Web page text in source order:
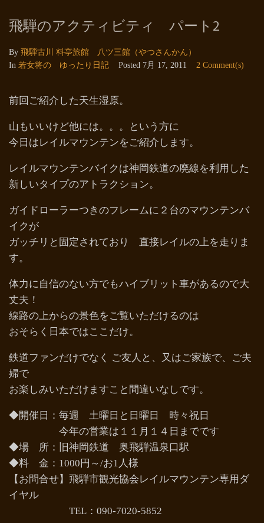
飛騨のアクティビティ パート2
By 飛騨古川 料亭旅館 八ツ三館（やつさんかん）
In 若女将の ゆったり日記 Posted 7月 17, 2011 2 Comment(s)
前回ご紹介した天生湿原。
山もいいけど他には。。。という方に
今日はレイルマウンテンをご紹介します。
レイルマウンテンバイクは神岡鉄道の廃線を利用した
新しいタイプのアトラクション。
ガイドローラーつきのフレームに２台のマウンテンバ
イクが
ガッチリと固定されており 直接レイルの上を走りま
す。
体力に自信のない方でもハイブリット車があるので大
丈夫！
線路の上からの景色をご覧いただけるのは
おそらく日本ではここだけ。
鉄道ファンだけでなく ご友人と、又はご家族で、ご夫
婦で
お楽しみいただけますこと間違いなしです。
◆開催日：毎週 土曜日と日曜日 時々祝日
今年の営業は１１月１４日までです
◆場 所：旧神岡鉄道 奥飛騨温泉口駅
◆料 金：1000円～/お1人様
【お問合せ】飛騨市観光協会レイルマウンテン専用ダ
イヤル
TEL：090-7020-5852